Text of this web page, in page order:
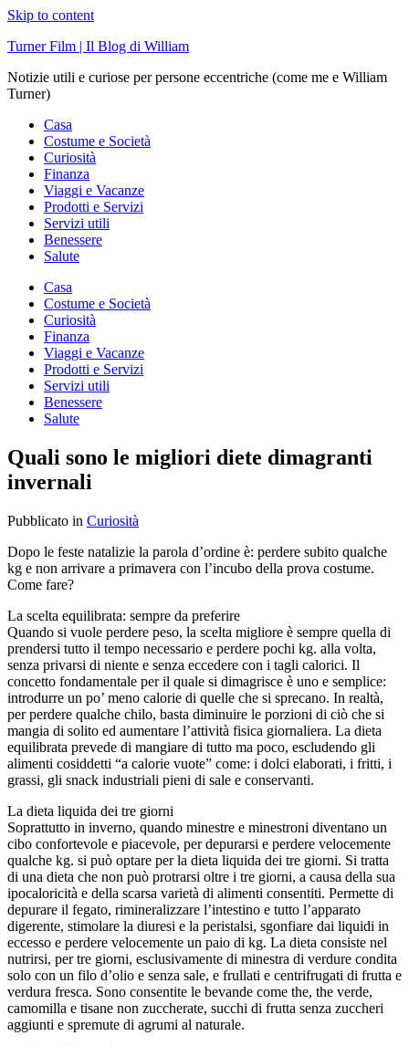
Skip to content
Turner Film | Il Blog di William
Notizie utili e curiose per persone eccentriche (come me e William
Turner)
Casa
Costume e Società
Curiosità
Finanza
Viaggi e Vacanze
Prodotti e Servizi
Servizi utili
Benessere
Salute
Casa
Costume e Società
Curiosità
Finanza
Viaggi e Vacanze
Prodotti e Servizi
Servizi utili
Benessere
Salute
Quali sono le migliori diete dimagranti
invernali
Pubblicato in Curiosità
Dopo le feste natalizie la parola d’ordine è: perdere subito qualche
kg e non arrivare a primavera con l’incubo della prova costume.
Come fare?
La scelta equilibrata: sempre da preferire
Quando si vuole perdere peso, la scelta migliore è sempre quella di
prendersi tutto il tempo necessario e perdere pochi kg. alla volta,
senza privarsi di niente e senza eccedere con i tagli calorici. Il
concetto fondamentale per il quale si dimagrisce è uno e semplice:
introdurre un po’ meno calorie di quelle che si sprecano. In realtà,
per perdere qualche chilo, basta diminuire le porzioni di ciò che si
mangia di solito ed aumentare l’attività fisica giornaliera. La dieta
equilibrata prevede di mangiare di tutto ma poco, escludendo gli
alimenti cosiddetti “a calorie vuote” come: i dolci elaborati, i fritti, i
grassi, gli snack industriali pieni di sale e conservanti.
La dieta liquida dei tre giorni
Soprattutto in inverno, quando minestre e minestroni diventano un
cibo confortevole e piacevole, per depurarsi e perdere velocemente
qualche kg. si può optare per la dieta liquida dei tre giorni. Si tratta
di una dieta che non può protrarsi oltre i tre giorni, a causa della sua
ipocaloricità e della scarsa varietà di alimenti consentiti. Permette di
depurare il fegato, rimineralizzare l’intestino e tutto l’apparato
digerente, stimolare la diuresi e la peristalsi, sgonfiare dai liquidi in
eccesso e perdere velocemente un paio di kg. La dieta consiste nel
nutrirsi, per tre giorni, esclusivamente di minestra di verdure condita
solo con un filo d’olio e senza sale, e frullati e centrifrugati di frutta e
verdura fresca. Sono consentite le bevande come the, the verde,
camomilla e tisane non zuccherate, succhi di frutta senza zuccheri
aggiunti e spremute di agrumi al naturale.